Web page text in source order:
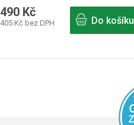
405 Kč bez DPH
490 Kč
Do košíku